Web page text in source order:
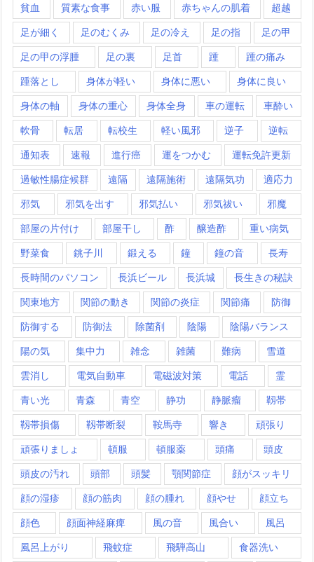
貧血 質素な食事 赤い服 赤ちゃんの肌着 超越
足が細く 足のむくみ 足の冷え 足の指 足の甲
足の甲の浮腫 足の裏 足首 踵 踵の痛み
踵落とし 身体が軽い 身体に悪い 身体に良い
身体の軸 身体の重心 身体全身 車の運転 車酔い
軟骨 転居 転校生 軽い風邪 逆子 逆転
通知表 速報 進行癌 運をつかむ 運転免許更新
過敏性腸症候群 遠隔 遠隔施術 遠隔気功 適応力
邪気 邪気を出す 邪気払い 邪気祓い 邪魔
部屋の片付け 部屋干し 酢 醸造酢 重い病気
野菜食 銚子川 鍛える 鐘 鐘の音 長寿
長時間のパソコン 長浜ビール 長浜城 長生きの秘訣
関東地方 関節の動き 関節の炎症 関節痛 防御
防御する 防御法 除菌剤 陰陽 陰陽バランス
陽の気 集中力 雑念 雑菌 難病 雪道
雲消し 電気自動車 電磁波対策 電話 霊
青い光 青森 青空 静功 静脈瘤 靱帯
靱帯損傷 靱帯断裂 鞍馬寺 響き 頑張り
頑張りましょ 頓服 頓服薬 頭痛 頭皮
頭皮の汚れ 頭部 頭髪 顎関節症 顔がスッキリ
顔の湿疹 顔の筋肉 顔の腫れ 顔やせ 顔立ち
顔色 顔面神経麻痺 風の音 風合い 風呂
風呂上がり 飛蚊症 飛騨高山 食器洗い